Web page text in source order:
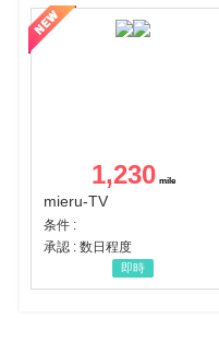
1,230
mieru-TV
条件 :
承認 : 数日程度
即時